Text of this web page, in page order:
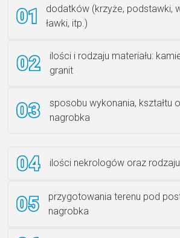
Ławka granitowa
dodatków (krzyże, podstawki,
ławki, itp.)
ilości i rodzaju materiału:
granit
sposobu wykonania, kształtu
nagrobka
ilości nekrologów oraz
przygotowania terenu pod
nagrobka